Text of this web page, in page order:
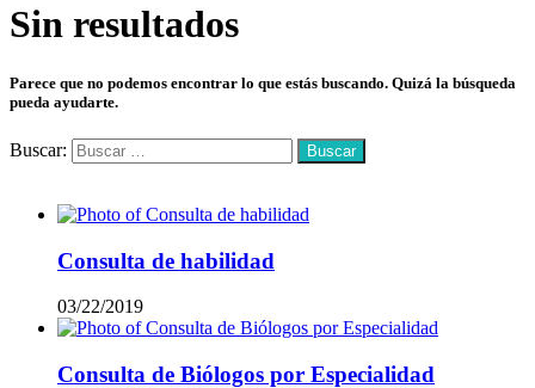
Sin resultados
Parece que no podemos encontrar lo que estás buscando. Quizá la búsqueda
pueda ayudarte.
Buscar:
Consulta de habilidad
03/22/2019
Consulta de Biólogos por Especialidad